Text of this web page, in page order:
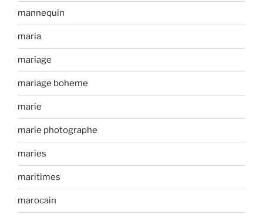
mannequin
maria
mariage
mariage boheme
marie
marie photographe
maries
maritimes
marocain